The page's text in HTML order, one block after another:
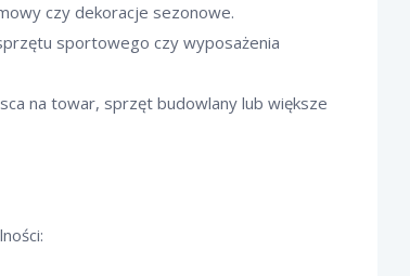
czy dekoracje sezonowe.
sportowego czy wyposażenia
na towar, sprzęt budowlany lub większe